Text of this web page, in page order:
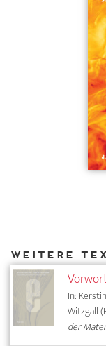
In:
Witzgall
der